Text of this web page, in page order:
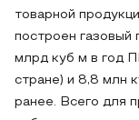
товарной
построен газовый
млрд куб м в год
стране) и 8,8 млн
ранее. Всего для